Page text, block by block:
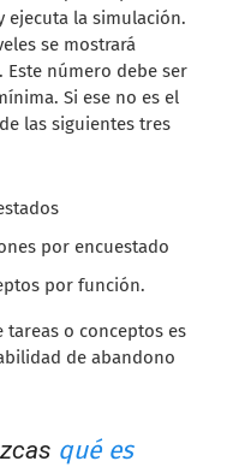
ejecuta la simulación.
se mostrará
Este número debe ser
Si ese no es el
las siguientes tres
por encuestado
por función.
tareas o conceptos es
de abandono
qué es